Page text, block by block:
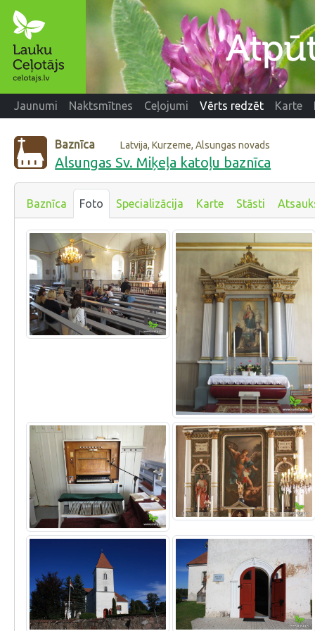
Jaunumi Naktsmītnes Ceļojumi Vērts redzēt Karte
Baznīca Latvija, Kurzeme, Alsungas novads
Alsungas Sv. Miķeļa katoļu baznīca
Baznīca Foto Specializācija Karte Stāsti